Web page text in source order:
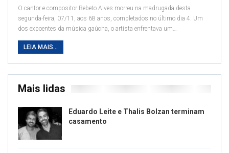
O cantor e compositor Bebeto Alves morreu na madrugada desta
segunda-feira, 07/11, aos 68 anos, completados no último dia 4. Um
dos expoentes da música gaúcha, o artista enfrentava um…
LEIA MAIS...
Mais lidas
Eduardo Leite e Thalis Bolzan terminam
casamento